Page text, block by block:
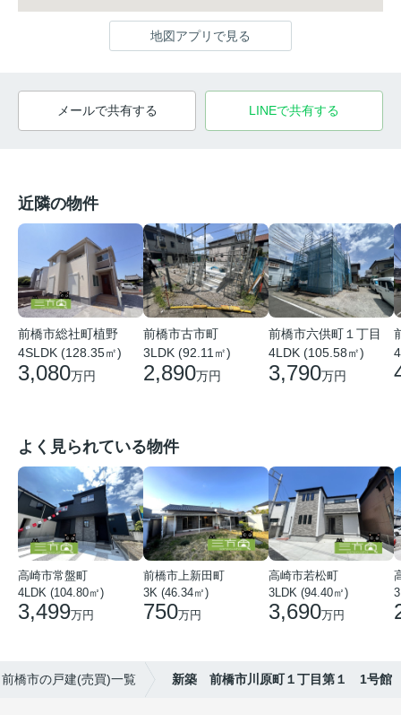
地図アプリで見る
メールで共有する LINEで共有する
近隣の物件
前橋市総社町植野
4SLDK (128.35㎡)
3,080万円
前橋市古市町
3LDK (92.11㎡)
2,890万円
前橋市六供町１丁目
4LDK (105.58㎡)
3,790万円
よく見られている物件
高崎市常盤町
4LDK (104.80㎡)
3,499万円
前橋市上新田町
3K (46.34㎡)
750万円
高崎市若松町
3LDK (94.40㎡)
3,690万円
前橋市の戸建(売買)一覧 新築 前橋市川原町１丁目第１ 1号館